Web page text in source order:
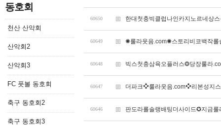
동호회
천산 산악회
산악회2
산악회3
FC 풋볼 동호회
축구 동호회2
축구 동호회3
60650 한대첫충빅클럽나인카지노르네상
60649 ✺룰라웃음.com✺스토리비코백작롤
60648 빅스첫충삼육오플러스❂당장룰라
60647 더파크❖룰라웃음.com❖리본성지
60646 판도라롤솔랭배팅더사이드✪지금